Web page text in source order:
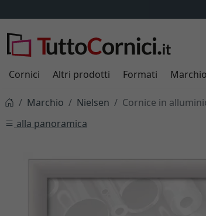
Cornici Altri prodotti Formati Marchio
Marchio Nielsen
Cornice in
alla panoramica